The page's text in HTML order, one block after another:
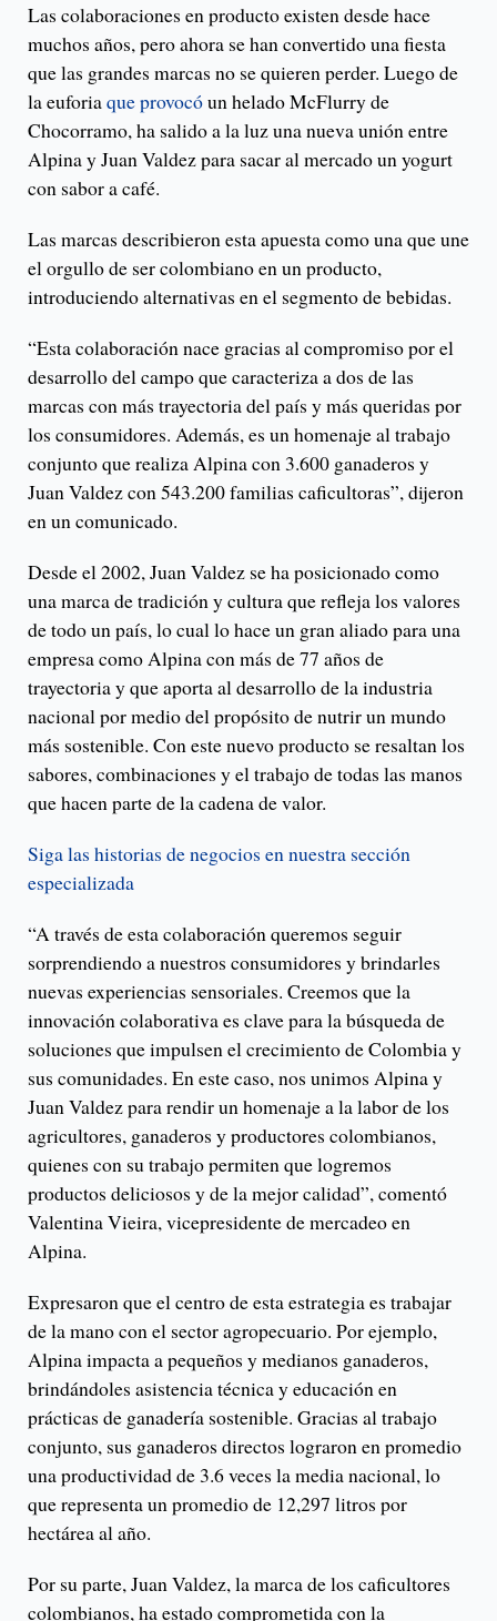
Las colaboraciones en producto existen desde hace
muchos años, pero ahora se han convertido una fiesta
que las grandes marcas no se quieren perder. Luego de
la euforiaque provocóun helado McFlurry de
Chocorramo, ha salido a la luz una nueva unión entre
Alpina y Juan Valdez para sacar al mercado un yogurt
con sabor a café.
Las marcas describieron esta apuesta como una que une
el orgullo de ser colombiano en un producto,
introduciendo alternativas en el segmento de bebidas.
“Esta colaboración nace gracias al compromiso por el
desarrollo del campo que caracteriza a dos de las
marcas con más trayectoria del país y más queridas por
los consumidores. Además, es un homenaje al trabajo
conjunto que realiza Alpina con 3.600 ganaderos y
Juan Valdez con 543.200 familias caficultoras”, dijeron
en un comunicado.
Desde el 2002, Juan Valdez se ha posicionado como
una marca de tradición y cultura que refleja los valores
de todo un país, lo cual lo hace un gran aliado para una
empresa como Alpina con más de 77 años de
trayectoria y que aporta al desarrollo de la industria
nacional por medio del propósito de nutrir un mundo
más sostenible. Con este nuevo producto se resaltan los
sabores, combinaciones y el trabajo de todas las manos
que hacen parte de la cadena de valor.
Siga las historias de negocios en nuestra sección
especializada
“A través de esta colaboración queremos seguir
sorprendiendo a nuestros consumidores y brindarles
nuevas experiencias sensoriales. Creemos que la
innovación colaborativa es clave para la búsqueda de
soluciones que impulsen el crecimiento de Colombia y
sus comunidades. En este caso, nos unimos Alpina y
Juan Valdez para rendir un homenaje a la labor de los
agricultores, ganaderos y productores colombianos,
quienes con su trabajo permiten que logremos
productos deliciosos y de la mejor calidad”, comentó
Valentina Vieira, vicepresidente de mercadeo en
Alpina.
Expresaron que el centro de esta estrategia es trabajar
de la mano con el sector agropecuario. Por ejemplo,
Alpina impacta a pequeños y medianos ganaderos,
brindándoles asistencia técnica y educación en
prácticas de ganadería sostenible. Gracias al trabajo
conjunto, sus ganaderos directos lograron en promedio
una productividad de 3.6 veces la media nacional, lo
que representa un promedio de 12,297 litros por
hectárea al año.
Por su parte, Juan Valdez, la marca de los caficultores
colombianos, ha estado comprometida con la